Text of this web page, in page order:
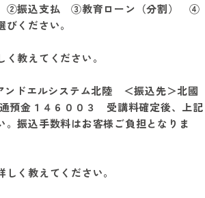
②振込支払　③教育ローン（分割）　④
ください。
教えてください。
ドエルシステム北陸　＜振込先＞北國
預金１４６００３　受講料確定後、上記
。振込手数料はお客様ご負担となりま
く教えてください。